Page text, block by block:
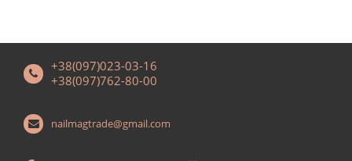
+38(097)023-03-16
+38(097)762-80-00
nailmagtrade@gmail.com